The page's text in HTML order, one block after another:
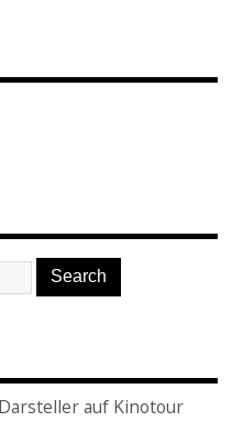
auf Kinotour